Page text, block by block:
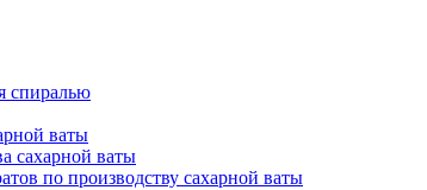
спиралью
ваты
сахарной ваты
по производству сахарной ваты